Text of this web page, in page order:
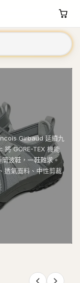
Girbaud 延續九
將 GORE-TEX 機能
波鞋，一鞋難求。
透氣面料、中性剪裁